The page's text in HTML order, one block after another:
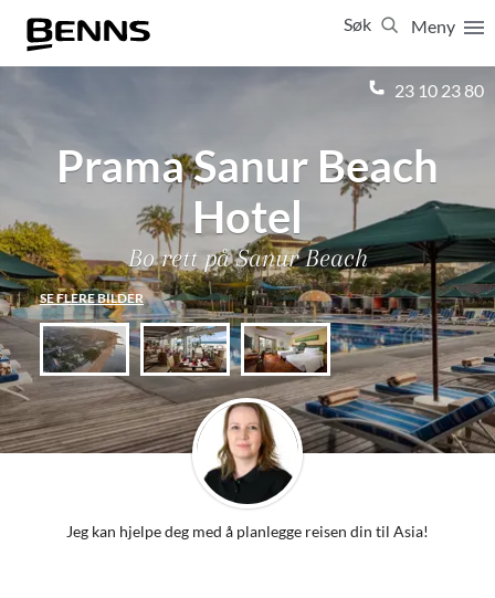
Meny
Søk
23 10 23 80
Prama Sanur Beach
Hotel
Bo rett på Sanur Beach
SE FLERE BILDER
Jeg kan hjelpe deg med å planlegge reisen din til Asia!
Lukk
Vis resultater for: Alle Feriereiser